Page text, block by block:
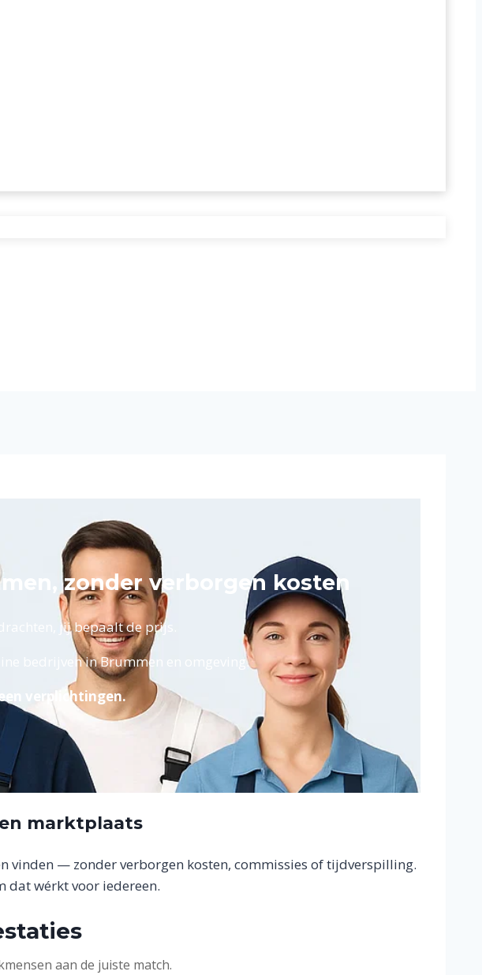
zonder verborgen kosten
jij bepaalt de prijs.
bedrijven in Brummen en omgeving.
verplichtingen.
marktplaats
vinden — zonder verborgen kosten, commissies of tijdverspilling.
dat wérkt voor iedereen.
aan de juiste match.